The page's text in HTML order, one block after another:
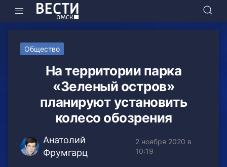
Общество
На территории парка
«Зеленый остров»
планируют установить
колесо обозрения
Анатолий
Фрумгарц
2 ноября 2020 в
10:19